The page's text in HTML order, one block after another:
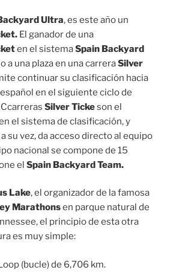
Ultra, es este año un
El ganador de una
en el sistemaSpain Backyard
a una plaza en una carreraSilver
continuar su clasificación hacia
en el siguiente ciclo de
Silver Tickeson el
el sistema de clasificación, y
su vez, da acceso directo al equipo
nacional se compone de 15
el Spain Backyard Team.
Lake, el organizador de la famosa
Marathonsen parque natural de
el principio de esta otra
es muy simple:
(bucle) de 6,706 km.